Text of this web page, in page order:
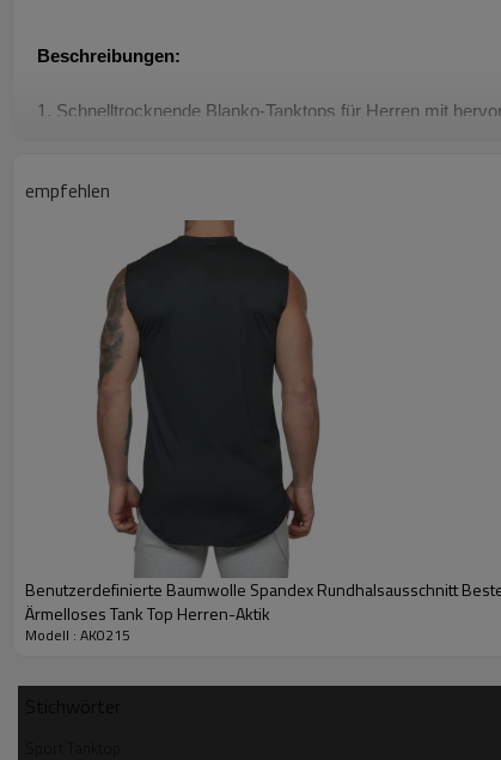
Beschreibungen:
1. Schnelltrocknende Blanko-Tanktops für Herren mit
3. Sport-Tanktops für Herren aus 100% Baumwolle mit
Produktdetails
Stoff 100 %
Stoffeigenschaften
Entwurf für
Logo
Siebdruck,
Etikett / Hangtag / Paket
Lieferzeit
7 Tage für Muster und
empfehlen
Benutzerdefinierte Baumwolle Spandex Rundhalsausschnitt
Ärmelloses Tank Top Herren-Aktik
Modell : AK0215